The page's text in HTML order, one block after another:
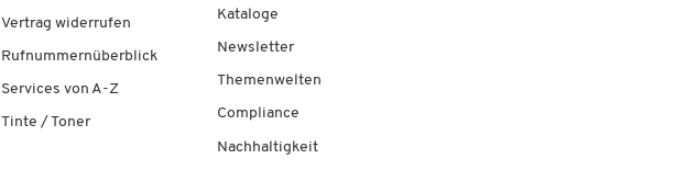
Vertrag widerrufen
Rufnummernüberblick
Services von A-Z
Tinte / Toner
Kataloge
Newsletter
Themenwelten
Compliance
Nachhaltigkeit